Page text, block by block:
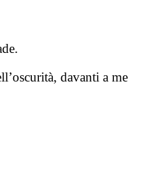
davanti a me